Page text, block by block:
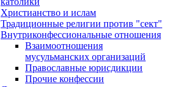
Христианство и ислам
Традиционные религии против "сект"
Внутриконфессиональные отношения
Взаимоотношения
мусульманских организаций
Православные юрисдикции
Прочие конфессии